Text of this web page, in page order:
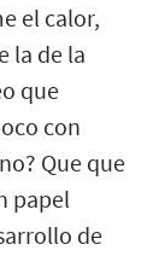
el calor,
la de la
que
con
Que que
papel
de